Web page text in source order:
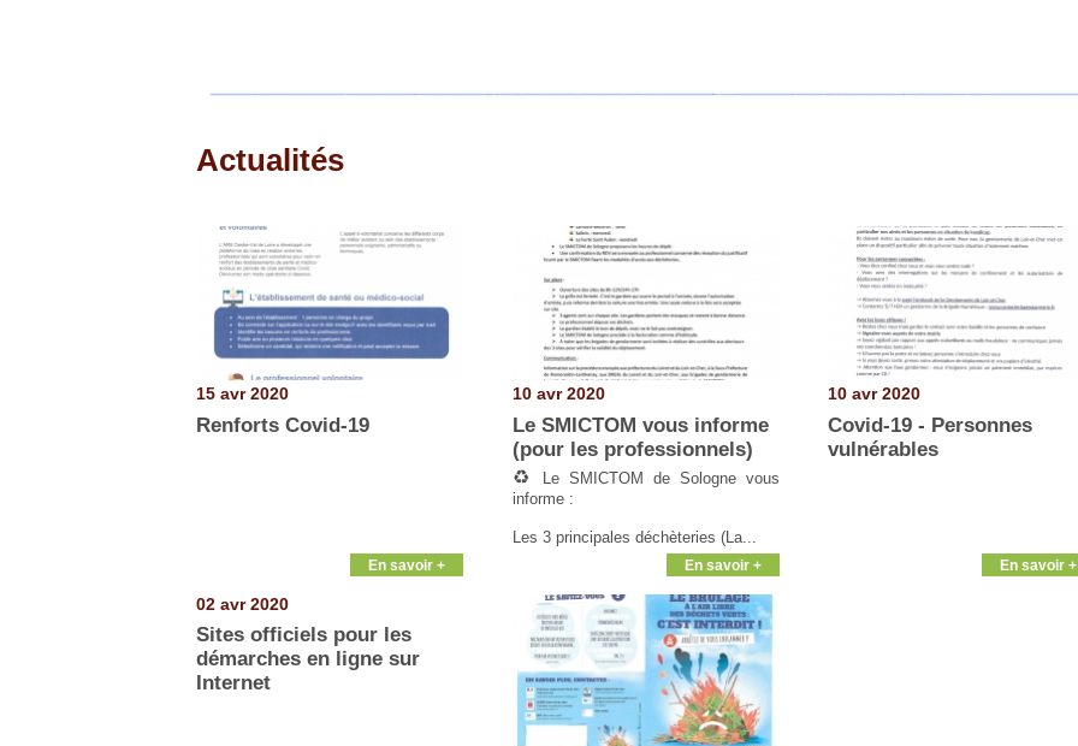
Actualités
15 avr 2020
Renforts Covid-19
En savoir +
10 avr 2020
Le SMICTOM vous informe
(pour les professionnels)
♻️
Le SMICTOM de Sologne vous
informe :
Les 3 principales déchèteries (La...
En savoir +
10 avr 2020
Covid-19 - Personnes
vulnérables
En savoir +
02 avr 2020
Sites officiels pour les
démarches en ligne sur
Internet
Pages